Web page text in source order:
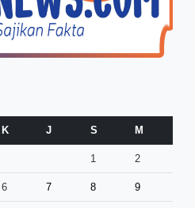
K J S M
1 2
6 7 8 9